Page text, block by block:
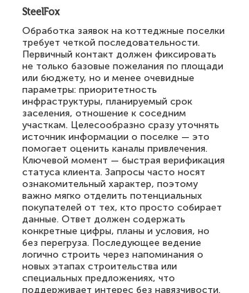
SteelFox
Обработка заявок на коттеджные поселки
требует четкой последовательности.
Первичный контакт должен фиксировать
не только базовые пожелания по площади
или бюджету, но и менее очевидные
параметры: приоритетность
инфраструктуры, планируемый срок
заселения, отношение к соседним
участкам. Целесообразно сразу уточнять
источник информации о поселке — это
помогает оценить каналы привлечения.
Ключевой момент — быстрая верификация
статуса клиента. Запросы часто носят
ознакомительный характер, поэтому
важно мягко отделить потенциальных
покупателей от тех, кто просто собирает
данные. Ответ должен содержать
конкретные цифры, планы и условия, но
без перегруза. Последующее ведение
логично строить через напоминания о
новых этапах строительства или
специальных предложениях, что
поддерживает интерес без навязчивости.